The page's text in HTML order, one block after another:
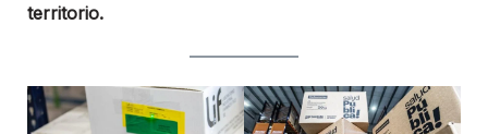
territorio.